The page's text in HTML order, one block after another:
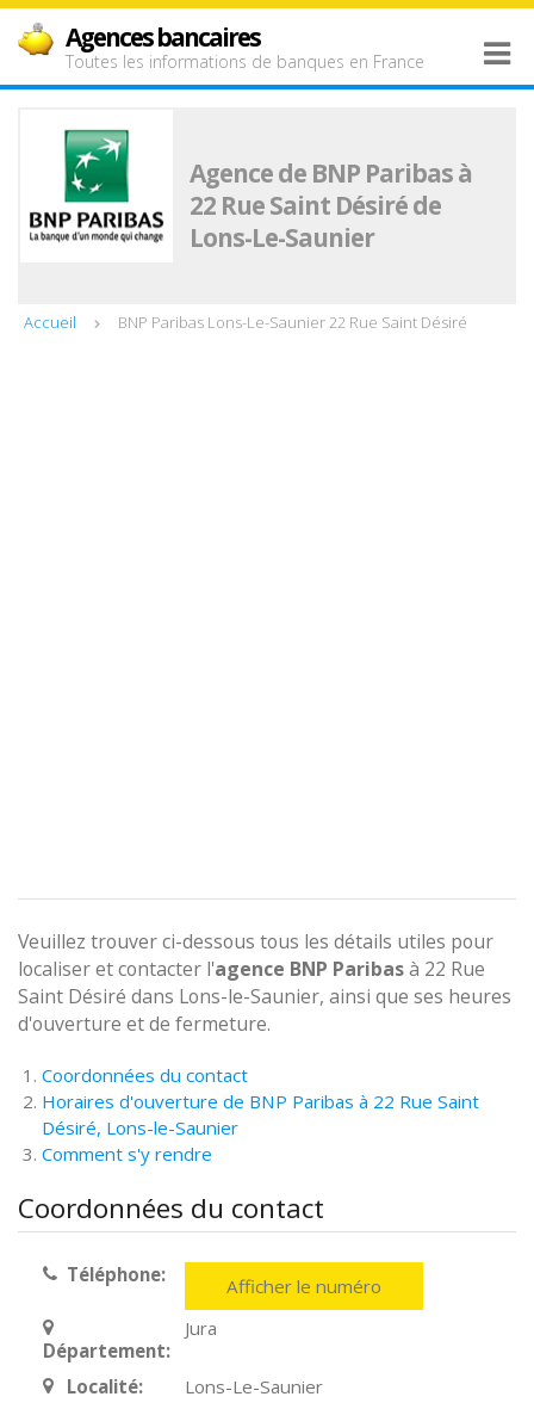
Agences bancaires
Toutes les informations de banques en France
Agence de BNP Paribas à
22 Rue Saint Désiré de
Lons-Le-Saunier
Accueil BNP Paribas Lons-Le-Saunier 22 Rue Saint Désiré
Veuillez trouver ci-dessous tous les détails utiles pour
localiser et contacter l'agence BNP Paribasà 22 Rue
Saint Désiré dans Lons-le-Saunier, ainsi que ses heures
d'ouverture et de fermeture.
Coordonnées du contact
Horaires d'ouverture de BNP Paribas à 22 Rue Saint
Désiré, Lons-le-Saunier
Comment s'y rendre
Coordonnées du contact
Téléphone: Afficher le numéro
Département:
Jura
Localité:
Lons-Le-Saunier